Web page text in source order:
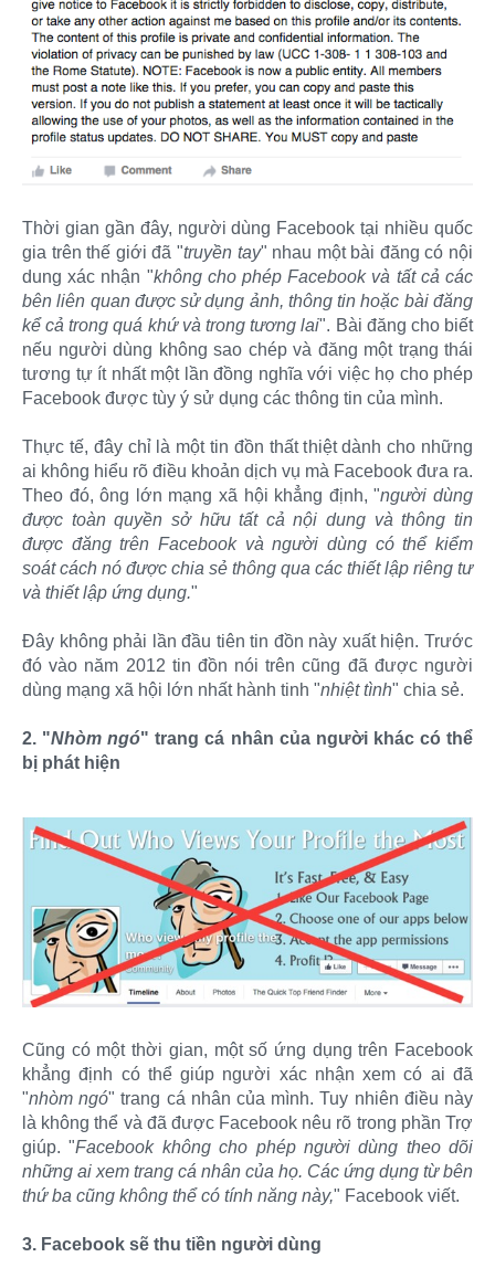
Thời gian gần đây, người dùng Facebook tại nhiều quốc
gia trên thế giới đã "truyền tay" nhau một bài đăng có nội
dung xác nhận "không cho phép Facebook và tất cả các
bên liên quan được sử dụng ảnh, thông tin hoặc bài đăng
kể cả trong quá khứ và trong tương lai". Bài đăng cho biết
nếu người dùng không sao chép và đăng một trạng thái
tương tự ít nhất một lần đồng nghĩa với việc họ cho phép
Facebook được tùy ý sử dụng các thông tin của mình.
Thực tế, đây chỉ là một tin đồn thất thiệt dành cho những
ai không hiểu rõ điều khoản dịch vụ mà Facebook đưa ra.
Theo đó, ông lớn mạng xã hội khẳng định, "người dùng
được toàn quyền sở hữu tất cả nội dung và thông tin
được đăng trên Facebook và người dùng có thể kiểm
soát cách nó được chia sẻ thông qua các thiết lập riêng tư
và thiết lập ứng dụng."
Đây không phải lần đầu tiên tin đồn này xuất hiện. Trước
đó vào năm 2012 tin đồn nói trên cũng đã được người
dùng mạng xã hội lớn nhất hành tinh "nhiệt tình" chia sẻ.
2. "Nhòm ngó" trang cá nhân của người khác có thể
bị phát hiện
Cũng có một thời gian, một số ứng dụng trên Facebook
khẳng định có thể giúp người xác nhận xem có ai đã
"nhòm ngó" trang cá nhân của mình. Tuy nhiên điều này
là không thể và đã được Facebook nêu rõ trong phần Trợ
giúp. "Facebook không cho phép người dùng theo dõi
những ai xem trang cá nhân của họ. Các ứng dụng từ bên
thứ ba cũng không thể có tính năng này," Facebook viết.
3. Facebook sẽ thu tiền người dùng